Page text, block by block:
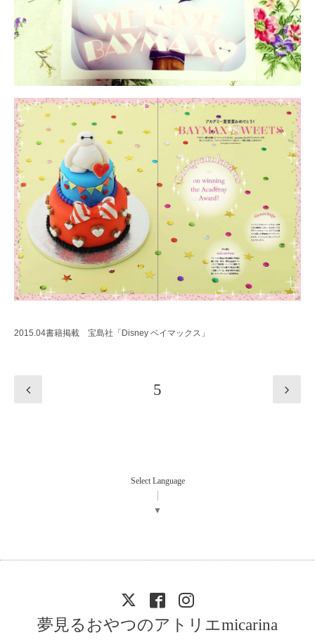
2015.04書籍掲載 宝島社「Disney ベイマックス」
5
Select Language
▼
夢見るおやつのアトリエmicarina